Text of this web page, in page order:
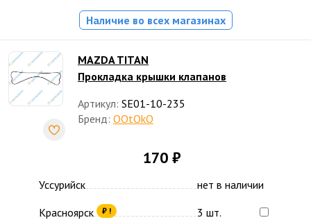
Наличие во всех магазинах
MAZDA TITAN
Прокладка крышки клапанов
Артикул: SE01-10-235
Бренд: OOtOkO
170 ₽
Уссурийск
нет в наличии
Красноярск
₽ ! 3 шт.